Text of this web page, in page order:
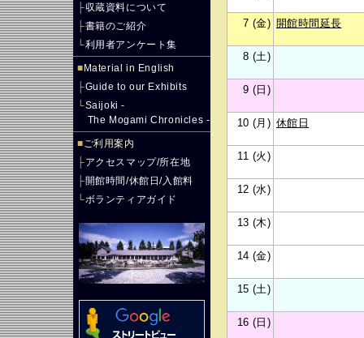
├収蔵資料について
├書籍のご紹介
└利用者アンケート集
■ Material in English
├Guide to our Exhibits
└Saijoki -
The Mogami Chronicles -
■ご利用案内
├アクセスマップ/所在地
├開館時間/休館日/入館料
└ボランティアガイド
7 (金) 開館時間延長
8 (土)
9 (日)
10 (月) 休館日
11 (火)
12 (水)
13 (木)
14 (金)
15 (土)
16 (日)